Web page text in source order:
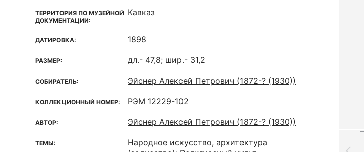
ТЕРРИТОРИЯ ПО МУЗЕЙНОЙ
ДОКУМЕНТАЦИИ:
Кавказ
ДАТИРОВКА: 1898
РАЗМЕР: дл.- 47,8; шир.- 31,2
СОБИРАТЕЛЬ: Эйснер Алексей Петрович (1872-? (1930))
КОЛЛЕКЦИОННЫЙ НОМЕР: РЭМ 12229-102
АВТОР: Эйснер Алексей Петрович (1872-? (1930))
ТЕМЫ:
Народное искусство, архитектура